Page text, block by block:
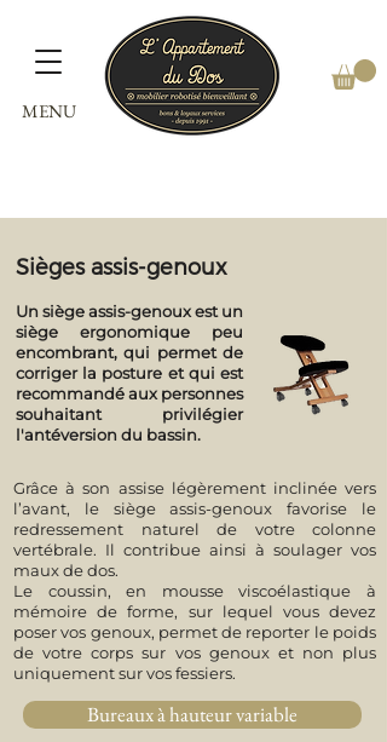
MENU
Sièges assis-genoux
​Un siège assis-genoux est un
siège ergonomique peu
encombrant, qui permet de
corriger la posture et qui est
recommandé aux personnes
souhaitant privilégier
l'antéversion du bassin.
Grâce à son assise légèrement inclinée vers
l’avant, le siège assis-genoux favorise le
redressement naturel de votre colonne
vertébrale. Il contribue ainsi à soulager vos
maux de dos.
Le coussin, en mousse viscoélastique à
mémoire de forme, sur lequel vous devez
poser vos genoux, permet de reporter le poids
de votre corps sur vos genoux et non plus
uniquement sur vos fessiers.
Bureaux à hauteur variable